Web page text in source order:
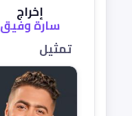
إخراج
سارة وفيق
تمثيل